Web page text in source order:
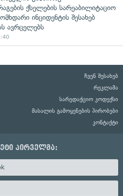
ქსელების სარეაბილიტაციო
ინციდენტის შესახებ
ავრცელებს
ჩვენ შესახებ
რეკლამა
სარედაქციო კოდექსი
მასალის გამოყენების პირობები
კონტაქტი
პირველმა: